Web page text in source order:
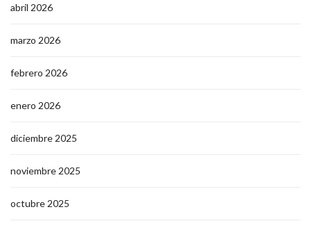
abril 2026
marzo 2026
febrero 2026
enero 2026
diciembre 2025
noviembre 2025
octubre 2025